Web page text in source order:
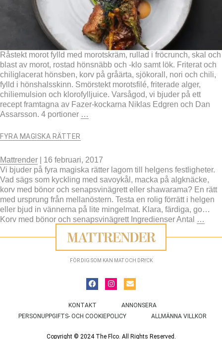
Råstekt morot fylld med morotskräm, rullad i fröcrunch, skal och
blast av morot, rostad hönsnäbb och -klo samt lök. Friterat och
chiliglacerat hönsben, korv på gråärta, sjökorall, nori och chili,
fylld i hönshalsskinn. Smörstekt morotsfilé, friterade alger,
chiliemulsion och klorofylljuice. Varsågod, vi bjuder på ett
recept framtagna av Fazer-kockarna Niklas Edgren och Dan
Assarsson. 4 portioner …
FYRA MAGISKA RÄTTER
Mattrender
16 februari, 2017
Vi bjuder på fyra magiska rätter lagom till helgens festligheter.
Vad sägs som kyckling med savoykål, macka på algknäcke,
korv med bönor och senapsvinägrett eller shawarama? En rätt
med ursprung från mellanöstern. Testa en rolig förrätt i helgen
eller bjud in vännerna på lite mingelmat. Klara, färdiga, go…
Korv med bönor och senapsvinägrett Ingredienser Antal
…
FÖR DIG SOM KAN MAT OCH DRYCK
KONTAKT
ANNONSERA
PERSONUPPGIFTS- OCH COOKIEPOLICY
ALLMÄNNA VILLKOR
Copyright © 2024 The Flco. All Rights Reserved.